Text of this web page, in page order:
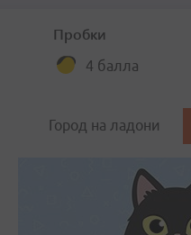
Пробки
4 балла
Город на ладони